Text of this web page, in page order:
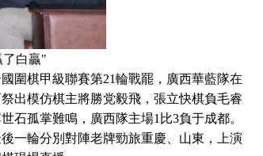
了白贏"
棋甲級聯賽第21輪戰罷，廣西華藍隊在
出模仿棋主將勝党毅飛，張立快棋負毛睿
石孤掌難鳴，廣西隊主場1比3負于成都。
一輪分別對陣老牌勁旅重慶、山東，上演